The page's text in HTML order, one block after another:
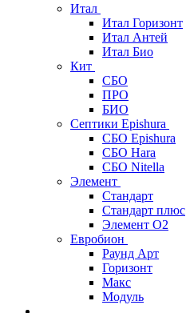
Итал
Итал Горизонт
Итал Антей
Итал Био
Кит
СБО
ПРО
БИО
Септики Epishura
СБО Epishura
СБО Hara
СБО Nitella
Элемент
Стандарт
Стандарт плюс
Элемент О2
Евробион
Раунд Арт
Горизонт
Макс
Модуль